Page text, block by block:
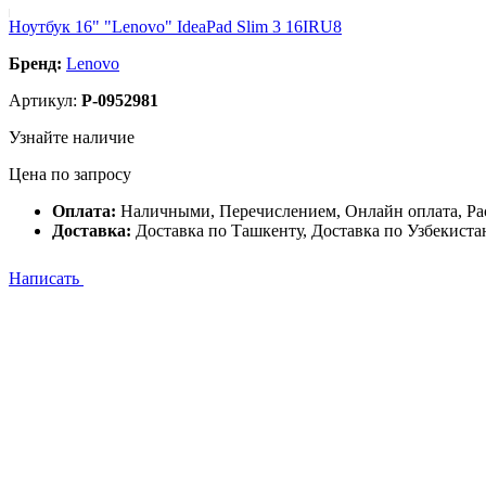
Ноутбук 16" "Lenovo" IdeaPad Slim 3 16IRU8
Бренд: Lenovo
Артикул: P-0952981
Узнайте наличие
Цена по запросу
Оплата: Наличными, Перечислением, Онлайн оплата,
Доставка: Доставка по Ташкенту, Доставка по
Написать